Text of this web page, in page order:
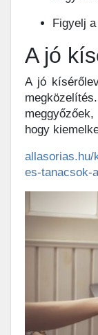
Figyelj
A jó
A jó
hogy
allasorias.hu/
es-tanacsok-